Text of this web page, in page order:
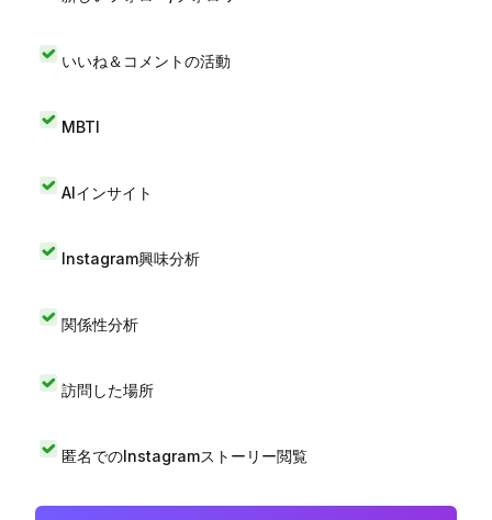
いいね＆コメントの活動
MBTI
AIインサイト
Instagram興味分析
関係性分析
訪問した場所
匿名でのInstagramストーリー閲覧